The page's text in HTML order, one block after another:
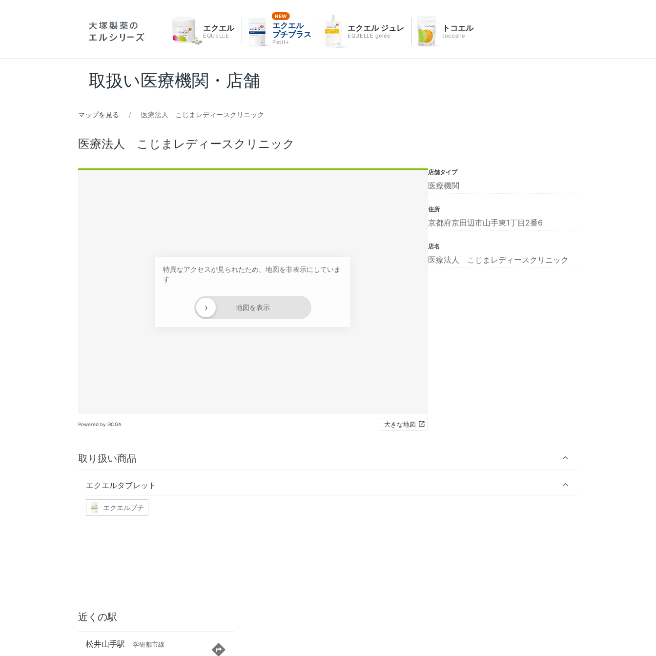
エクエル
EQUELLE
エクエル
プチプラス
Petit+
エクエル ジュレ
EQUELLE gelée
トコエル
tocoelle
取扱い医療機関・店舗
マップを見る 医療法人 こじまレディースクリニック
医療法人 こじまレディースクリニック
特異なアクセスが見られたため、地図を非表示にしていま
す
地図を表示
›
Powered by GOGA 大きな地図
取り扱い商品
エクエルタブレット
エクエルプチ
店舗タイプ
医療機関
住所
京都府京田辺市山手東1丁目2番6
店名
医療法人 こじまレディースクリニック
近くの駅
松井山手駅 学研都市線